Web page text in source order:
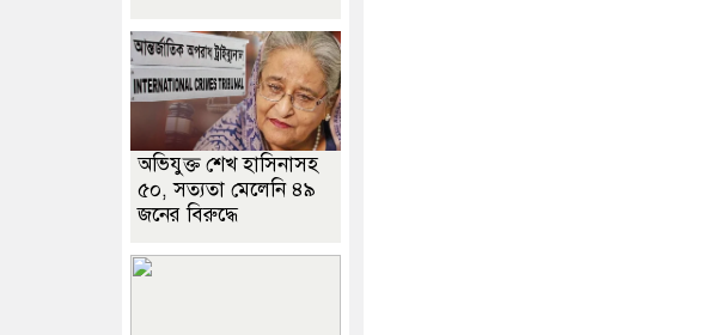
অভিযুক্ত শেখ হাসিনাসহ
৫০, সত্যতা মেলেনি ৪৯
জনের বিরুদ্ধে